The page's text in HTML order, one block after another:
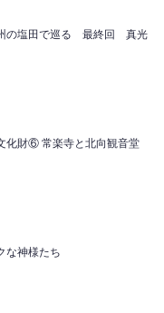
の塩田で巡る 最終回 真光
化財⑥ 常楽寺と北向観音堂
な神様たち